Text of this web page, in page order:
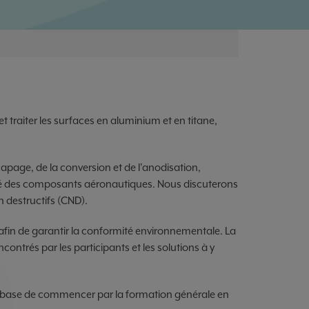
traiter les surfaces en aluminium et en titane,
de la conversion et de l'anodisation,
composants aéronautiques. Nous discuterons
destructifs (CND).
de garantir la conformité environnementale. La
par les participants et les solutions à y
de commencer par la formation générale en